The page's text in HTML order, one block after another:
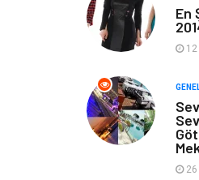
Anne & Çocuk
Ev İşleri
Gençlik & Eğlence
En
12
26